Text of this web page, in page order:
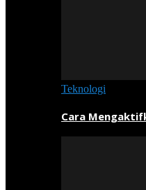
Teknologi
Cara